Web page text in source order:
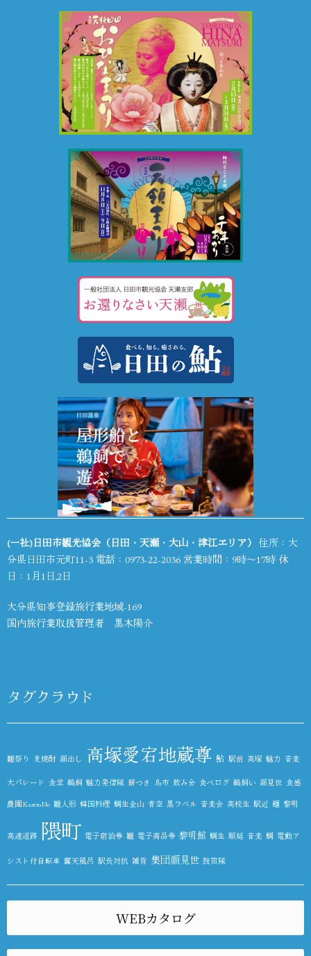
(一社)日田市観光協会（日田・天瀬・大山・津江エリア） 住所：大
分県日田市元町11-3 電話： 0973-22-2036 営業時間：9時～17時 休
日：1月1日,2日
大分県知事登録旅行業地域-169
国内旅行業取扱管理者 黒木陽介
タグクラウド
雛祭り 麦焼酎 顔出し 高塚愛宕地蔵尊 鮎 駅前 高塚 魅力 音楽
大パレード 食堂 鵜飼 魅力発信隊 餅つき 鳥市 飲み会 食べログ 鵜飼い 顔見世 食感
農園KazetoNe 雛人形 韓国料理 鯛生金山 青空 黒ラベル 音楽会 高校生 駅近 麺 黎明
高速道路 隈町 電子宿泊券 雛 電子商品券 黎明館 鯛生 順延 音楽 鯛 電動ア
シスト付自転車 露天風呂 駅長対抗 雑貨 集団顔見世 鼓笛隊
WEBカタログ